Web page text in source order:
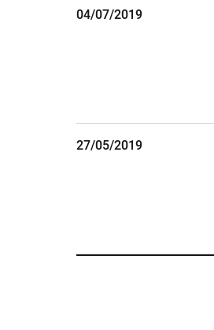
04/07/2019
27/05/2019